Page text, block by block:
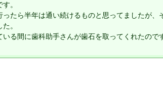
。
ったら半年は通い続けるものと思ってましたが
。
いる間に歯科助手さんが歯石を取ってくれたので